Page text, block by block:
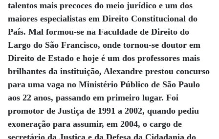
talentos mais precoces do meio jurídico e um dos
maiores especialistas em Direito Constitucional do
País. Mal formou-se na Faculdade de Direito do
Largo do São Francisco, onde tornou-se doutor em
Direito de Estado e hoje é um dos professores mais
brilhantes da instituição, Alexandre prestou concurso
para uma vaga no Ministério Público de São Paulo
aos 22 anos, passando em primeiro lugar. Foi
promotor de Justiça de 1991 a 2002, quando pediu
exoneração para assumir, em 2004, o cargo de
secretário da Justiça e da Defesa da Cidadania do